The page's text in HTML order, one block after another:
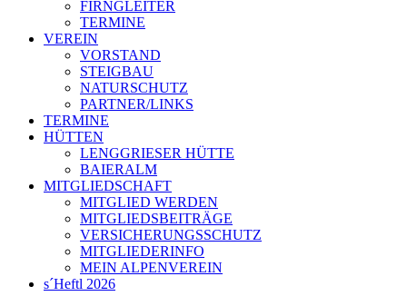
FIRNGLEITER
TERMINE
VEREIN
VORSTAND
STEIGBAU
NATURSCHUTZ
PARTNER/LINKS
TERMINE
HÜTTEN
LENGGRIESER HÜTTE
BAIERALM
MITGLIEDSCHAFT
MITGLIED WERDEN
MITGLIEDSBEITRÄGE
VERSICHERUNGSSCHUTZ
MITGLIEDERINFO
MEIN ALPENVEREIN
s´Heftl 2026